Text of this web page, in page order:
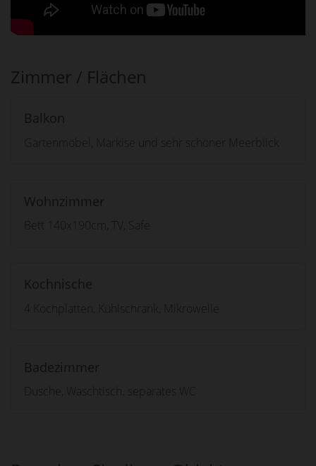
Zimmer / Flächen
Balkon
Gartenmöbel, Markise und sehr schöner Meerblick
Wohnzimmer
Bett 140x190cm, TV, Safe
Kochnische
4 Kochplatten, Kühlschrank, Mikrowelle
Badezimmer
Dusche, Waschtisch. separates WC